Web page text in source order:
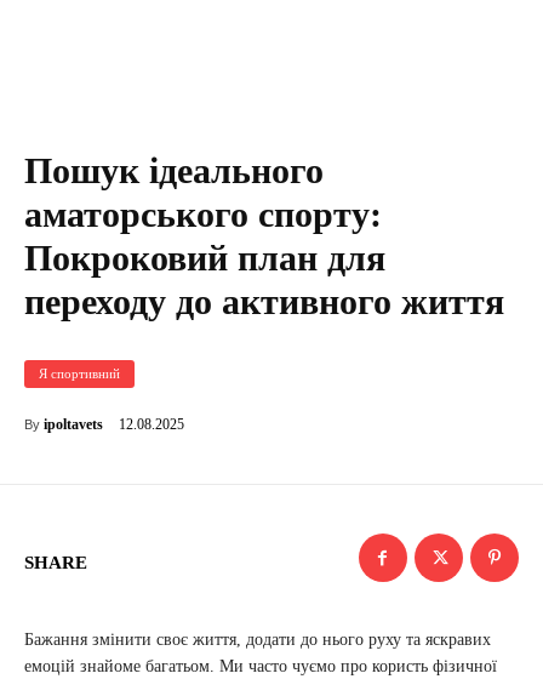
Пошук ідеального
аматорського спорту:
Покроковий план для
переходу до активного життя
Я спортивний
By ipoltavets 12.08.2025
SHARE
Бажання змінити своє життя, додати до нього руху та яскравих
емоцій знайоме багатьом. Ми часто чуємо про користь фізичної